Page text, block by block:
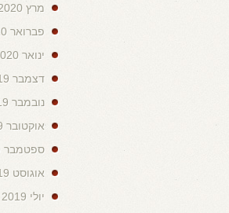
מרץ 2020
פברואר 2020
ינואר 2020
דצמבר 2019
נובמבר 2019
אוקטובר 2019
ספטמבר 2019
אוגוסט 2019
יולי 2019